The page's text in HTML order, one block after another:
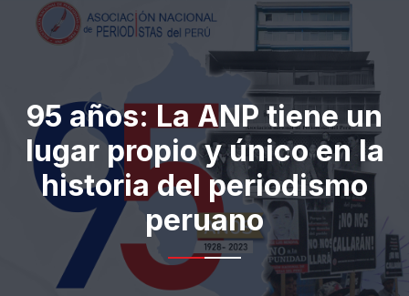
95 años: La ANP tiene un
lugar propio y único en la
historia del periodismo
peruano